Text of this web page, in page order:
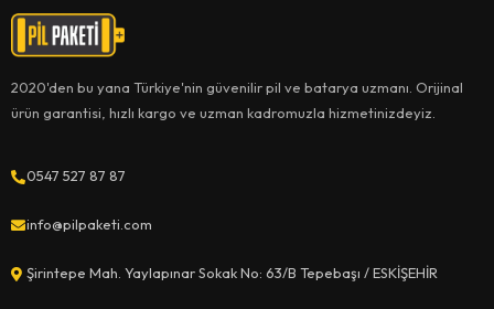
2020'den bu yana Türkiye'nin güvenilir pil ve batarya uzmanı. Orijinal
ürün garantisi, hızlı kargo ve uzman kadromuzla hizmetinizdeyiz.
0547 527 87 87
info@pilpaketi.com
Şirintepe Mah. Yaylapınar Sokak No: 63/B Tepebaşı / ESKİŞEHİR